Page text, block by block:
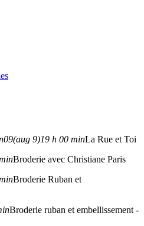
09(aug 9)19 h 00 minLa Rue et Toi
Broderie avec Christiane Paris
Broderie Ruban et
Broderie ruban et embellissement -